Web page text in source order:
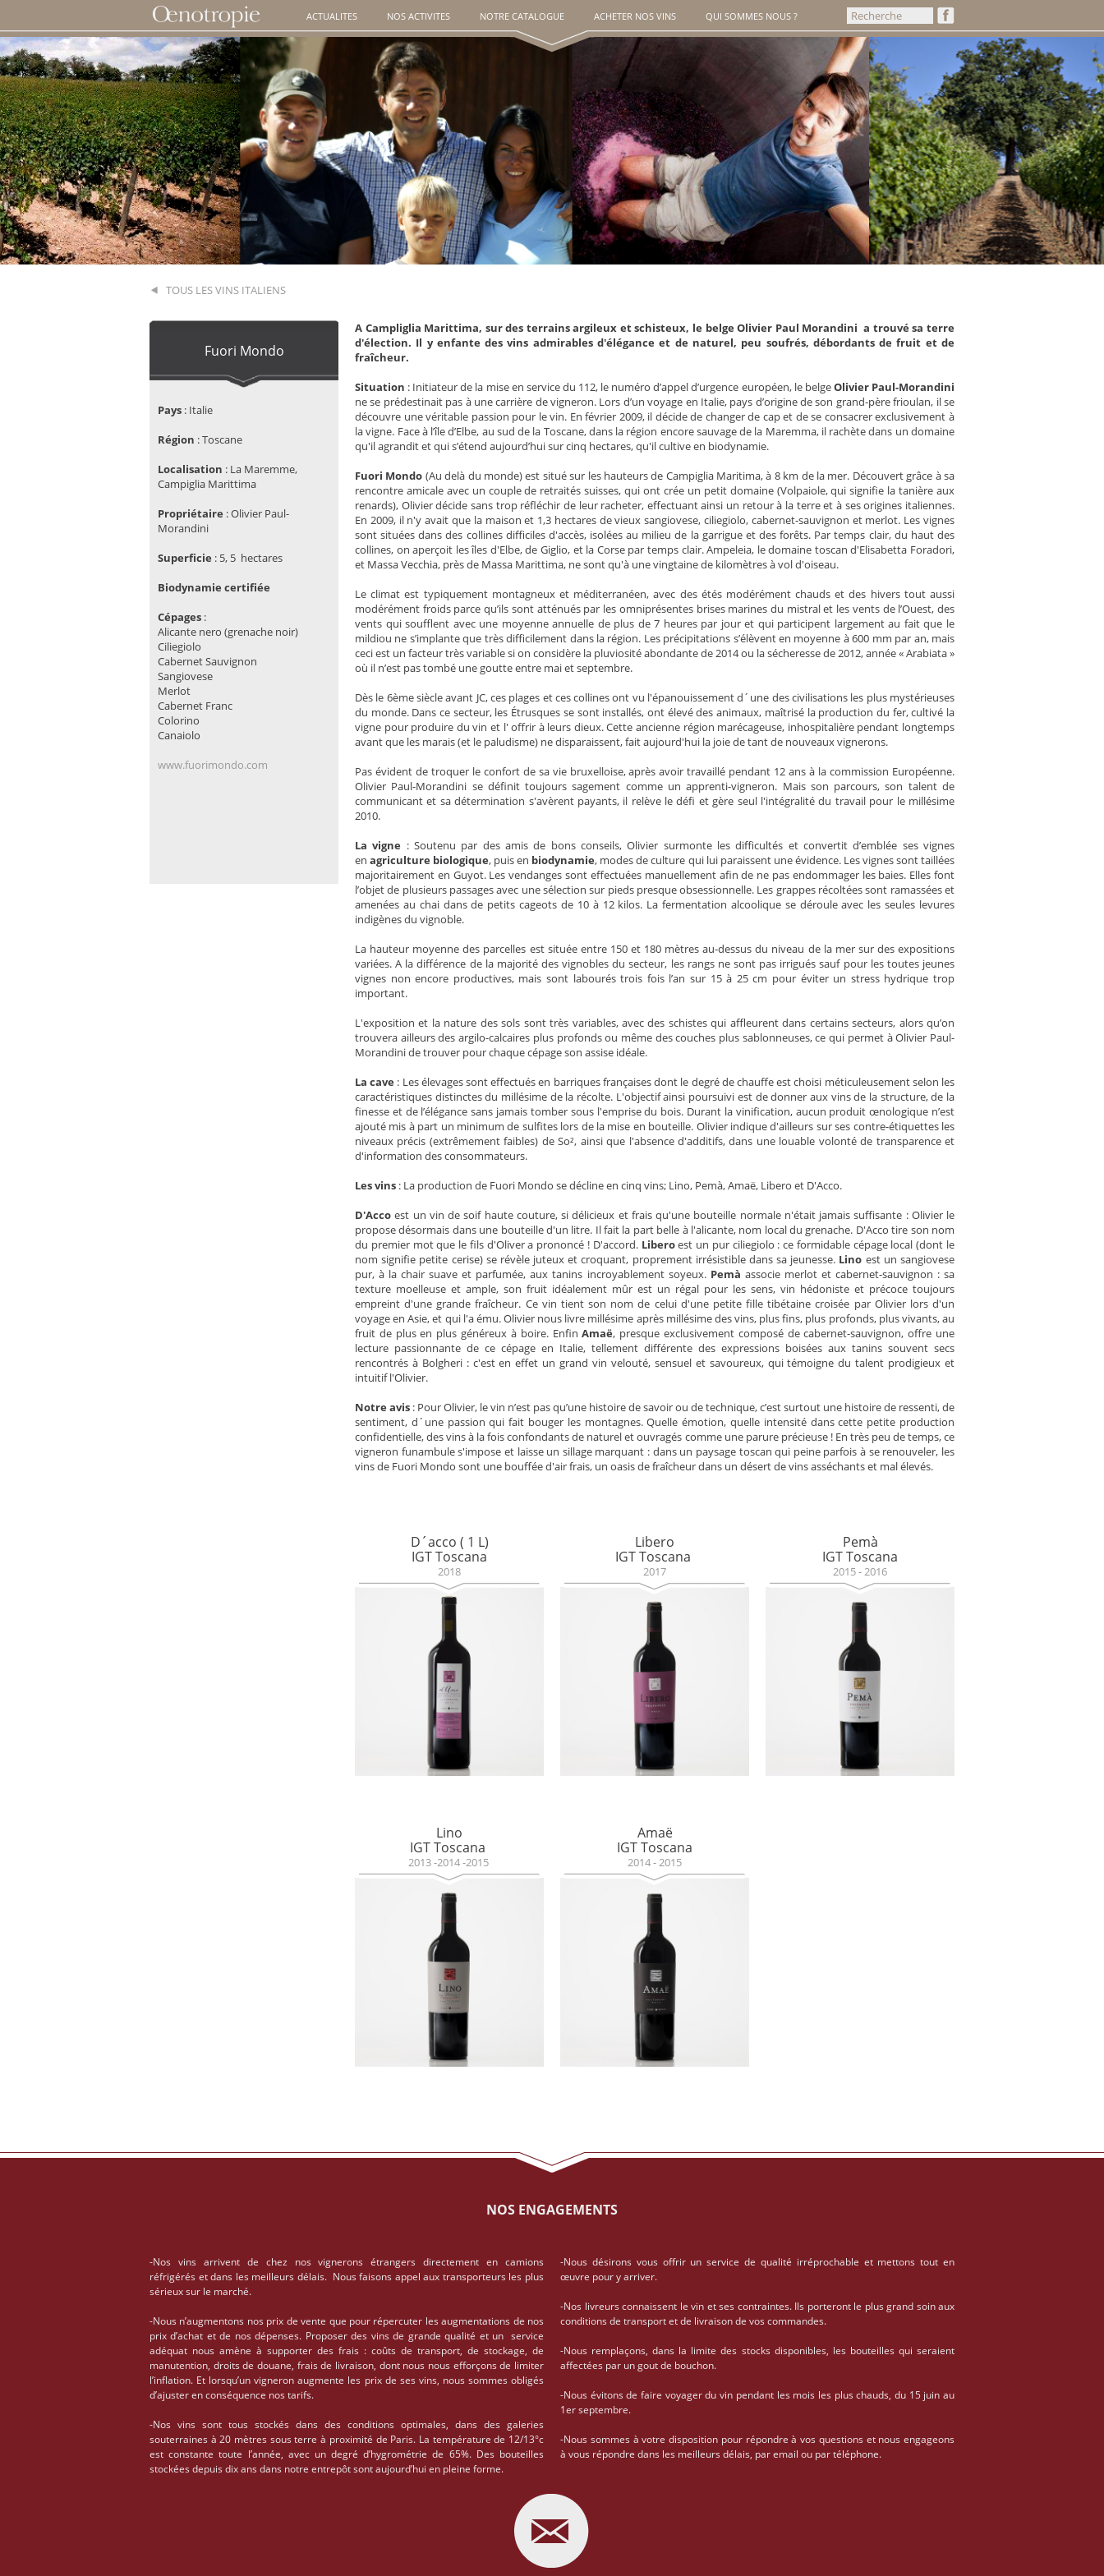
ACTUALITES NOS ACTIVITES NOTRE CATALOGUE ACHETER NOS VINS QUI SOMMES NOUS ?
TOUS LES VINS ITALIENS
Fuori Mondo
Pays : Italie
Région :Toscane
Localisation : La Maremme,
Campiglia Marittima
Propriétaire :Olivier Paul-
Morandini
Superficie : 5, 5 hectares
Biodynamie certifiée
Cépages :
Alicante nero (grenache noir)
Ciliegiolo
Cabernet Sauvignon
Sangiovese
Merlot
Cabernet Franc
Colorino
Canaiolo
www.fuorimondo.com
A Campliglia Marittima, sur des terrains argileux et schisteux, le belge Olivier Paul Morandini a trouvé sa terre
d'élection. Il y enfante des vins admirables d'élégance et de naturel, peu soufrés, débordants de fruit et de
fraîcheur.
Situation : Initiateur de la mise en service du 112, le numéro d’appel d’urgence européen, le belgeOlivier Paul-Morandini
ne se prédestinait pas à une carrière de vigneron. Lors d’un voyage en Italie, pays d’origine de son grand-père frioulan, il se
découvre une véritable passion pour le vin. En février 2009, il décide de changer de cap et de se consacrer exclusivement à
la vigne. Face à l’île d’Elbe, au sud de la Toscane, dans la région encore sauvage de la Maremma, il rachète dans un domaine
qu'il agrandit et qui s’étend aujourd’hui sur cinq hectares, qu'il cultive en biodynamie.
Fuori Mondo (Au delà du monde) est situé sur les hauteurs de Campiglia Maritima, à 8 km de la mer. Découvert grâce à sa
rencontre amicale avec un couple de retraités suisses, qui ont crée un petit domaine (Volpaiole, qui signifie la tanière aux
renards), Olivier décide sans trop réfléchir de leur racheter, effectuant ainsi un retour à la terre et à ses origines italiennes.
En 2009, il n'y avait que la maison et 1,3 hectares de vieux sangiovese, ciliegiolo, cabernet-sauvignon et merlot. Les vignes
sont situées dans des collines difficiles d'accès, isolées au milieu de la garrigue et des forêts. Par temps clair, du haut des
collines, on aperçoit les îles d'Elbe, de Giglio, et la Corse par temps clair. Ampeleia, le domaine toscan d'Elisabetta Foradori,
et Massa Vecchia, près de Massa Marittima, ne sont qu'à une vingtaine de kilomètres à vol d'oiseau.
Le climat est typiquement montagneux et méditerranéen, avec des étés modérément chauds et des hivers tout aussi
modérément froids parce qu’ils sont atténués par les omniprésentes brises marines du mistral et les vents de l’Ouest, des
vents qui soufflent avec une moyenne annuelle de plus de 7 heures par jour et qui participent largement au fait que le
mildiou ne s’implante que très difficilement dans la région. Les précipitations s’élèvent en moyenne à 600 mm par an, mais
ceci est un facteur très variable si on considère la pluviosité abondante de 2014 ou la sécheresse de 2012, année « Arabiata »
où il n’est pas tombé une goutte entre mai et septembre.
Dès le 6ème siècle avant JC, ces plages et ces collines ont vu l'épanouissement d´une des civilisations les plus mystérieuses
du monde. Dans ce secteur, les Étrusques se sont installés, ont élevé des animaux, maîtrisé la production du fer, cultivé la
vigne pour produire du vin et l' offrir à leurs dieux. Cette ancienne région marécageuse, inhospitalière pendant longtemps
avant que les marais (et le paludisme) ne disparaissent, fait aujourd'hui la joie de tant de nouveaux vignerons.
Pas évident de troquer le confort de sa vie bruxelloise, après avoir travaillé pendant 12 ans à la commission Européenne.
Olivier Paul-Morandini se définit toujours sagement comme un apprenti-vigneron. Mais son parcours, son talent de
communicant et sa détermination s'avèrent payants, il relève le défi et gère seul l'intégralité du travail pour le millésime
2010.
La vigne : Soutenu par des amis de bons conseils, Olivier surmonte les difficultés et convertit d’emblée ses vignes
enagriculture biologique, puis en biodynamie, modes de culture qui lui paraissent une évidence. Les vignes sont taillées
majoritairement en Guyot. Les vendanges sont effectuées manuellement afin de ne pas endommager les baies. Elles font
l’objet de plusieurs passages avec une sélection sur pieds presque obsessionnelle. Les grappes récoltées sont ramassées et
amenées au chai dans de petits cageots de 10 à 12 kilos. La fermentation alcoolique se déroule avec les seules levures
indigènes du vignoble.
La hauteur moyenne des parcelles est située entre 150 et 180 mètres au-dessus du niveau de la mer sur des expositions
variées. A la différence de la majorité des vignobles du secteur, les rangs ne sont pas irrigués sauf pour les toutes jeunes
vignes non encore productives, mais sont labourés trois fois l’an sur 15 à 25 cm pour éviter un stress hydrique trop
important.
L'exposition et la nature des sols sont très variables, avec des schistes qui affleurent dans certains secteurs, alors qu’on
trouvera ailleurs des argilo-calcaires plus profonds ou même des couches plus sablonneuses, ce qui permet à Olivier Paul-
Morandini de trouver pour chaque cépage son assise idéale.
La cave : Les élevages sont effectués en barriques françaises dont le degré de chauffe est choisi méticuleusement selon les
caractéristiques distinctes du millésime de la récolte. L'objectif ainsi poursuivi est de donner aux vins de la structure, de la
finesse et de l’élégance sans jamais tomber sous l'emprise du bois. Durant la vinification, aucun produit œnologique n’est
ajouté mis à part un minimum de sulfites lors de la mise en bouteille. Olivier indique d'ailleurs sur ses contre-étiquettes les
niveaux précis (extrêmement faibles) de So², ainsi que l'absence d'additifs, dans une louable volonté de transparence et
d'information des consommateurs.
Les vins : La production de Fuori Mondo se décline en cinq vins; Lino, Pemà, Amaë, Libero et D'Acco.
D'Acco est un vin de soif haute couture, si délicieux et frais qu'une bouteille normale n'était jamais suffisante : Olivier le
propose désormais dans une bouteille d'un litre. Il fait la part belle à l'alicante, nom local du grenache. D'Acco tire son nom
du premier mot que le fils d'Oliver a prononcé ! D'accord. Liberoest un pur ciliegiolo : ce formidable cépage local (dont le
nom signifie petite cerise) se révèle juteux et croquant, proprement irrésistible dans sa jeunesse. Lino est un sangiovese
pur, à la chair suave et parfumée, aux tanins incroyablement soyeux. Pemà associe merlot et cabernet-sauvignon : sa
texture moelleuse et ample, son fruit idéalement mûr est un régal pour les sens, vin hédoniste et précoce toujours
empreint d'une grande fraîcheur. Ce vin tient son nom de celui d'une petite fille tibétaine croisée par Olivier lors d'un
voyage en Asie, et qui l'a ému. Olivier nous livre millésime après millésime des vins, plus fins, plus profonds, plus vivants, au
fruit de plus en plus généreux à boire. EnfinAmaë, presque exclusivement composé de cabernet-sauvignon, offre une
lecture passionnante de ce cépage en Italie, tellement différente des expressions boisées aux tanins souvent secs
rencontrés à Bolgheri : c'est en effet un grand vin velouté, sensuel et savoureux, qui témoigne du talent prodigieux et
intuitif l'Olivier.
Notre avis : Pour Olivier, le vin n’est pas qu’une histoire de savoir ou de technique, c’est surtout une histoire de ressenti, de
sentiment, d´une passion qui fait bouger les montagnes. Quelle émotion, quelle intensité dans cette petite production
confidentielle, des vins à la fois confondants de naturel et ouvragés comme une parure précieuse ! En très peu de temps, ce
vigneron funambule s'impose et laisse un sillage marquant : dans un paysage toscan qui peine parfois à se renouveler, les
vins de Fuori Mondo sont une bouffée d'air frais, un oasis de fraîcheur dans un désert de vins asséchants et mal élevés.
D´acco ( 1 L)
IGT Toscana
2018
Libero
IGT Toscana
2017
Pemà
IGT Toscana
2015 - 2016
Lino
IGT Toscana
2013 -2014 -2015
Amaë
IGT Toscana
2014 - 2015
NOS ENGAGEMENTS
-Nos vins arrivent de chez nos vignerons étrangers directement en camions
réfrigérés et dans les meilleurs délais. Nous faisons appel aux transporteurs les plus
sérieux sur le marché.
-Nous n’augmentons nos prix de vente que pour répercuter les augmentations de nos
prix d’achat et de nos dépenses. Proposer des vins de grande qualité et un service
adéquat nous amène à supporter des frais : coûts de transport, de stockage, de
manutention, droits de douane, frais de livraison, dont nous nous efforçons de limiter
l’inflation. Et lorsqu’un vigneron augmente les prix de ses vins, nous sommes obligés
d’ajuster en conséquence nos tarifs.
-Nos vins sont tous stockés dans des conditions optimales, dans des galeries
souterraines à 20 mètres sous terre à proximité de Paris. La température de 12/13°c
est constante toute l’année, avec un degré d’hygrométrie de 65%. Des bouteilles
stockées depuis dix ans dans notre entrepôt sont aujourd’hui en pleine forme.
-Nous désirons vous offrir un service de qualité irréprochable et mettons tout en
œuvre pour y arriver.
-Nos livreurs connaissent le vin et ses contraintes. Ils porteront le plus grand soin aux
conditions de transport et de livraison de vos commandes.
-Nous remplaçons, dans la limite des stocks disponibles, les bouteilles qui seraient
affectées par un gout de bouchon.
-Nous évitons de faire voyager du vin pendant les mois les plus chauds, du 15 juin au
1er septembre.
-Nous sommes à votre disposition pour répondre à vos questions et nous engageons
à vous répondre dans les meilleurs délais, par email ou par téléphone.